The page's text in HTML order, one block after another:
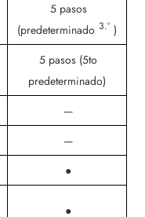
5 pasos
(predeterminado 3.º )
5 pasos (5to
predeterminado)
—
—
●
●